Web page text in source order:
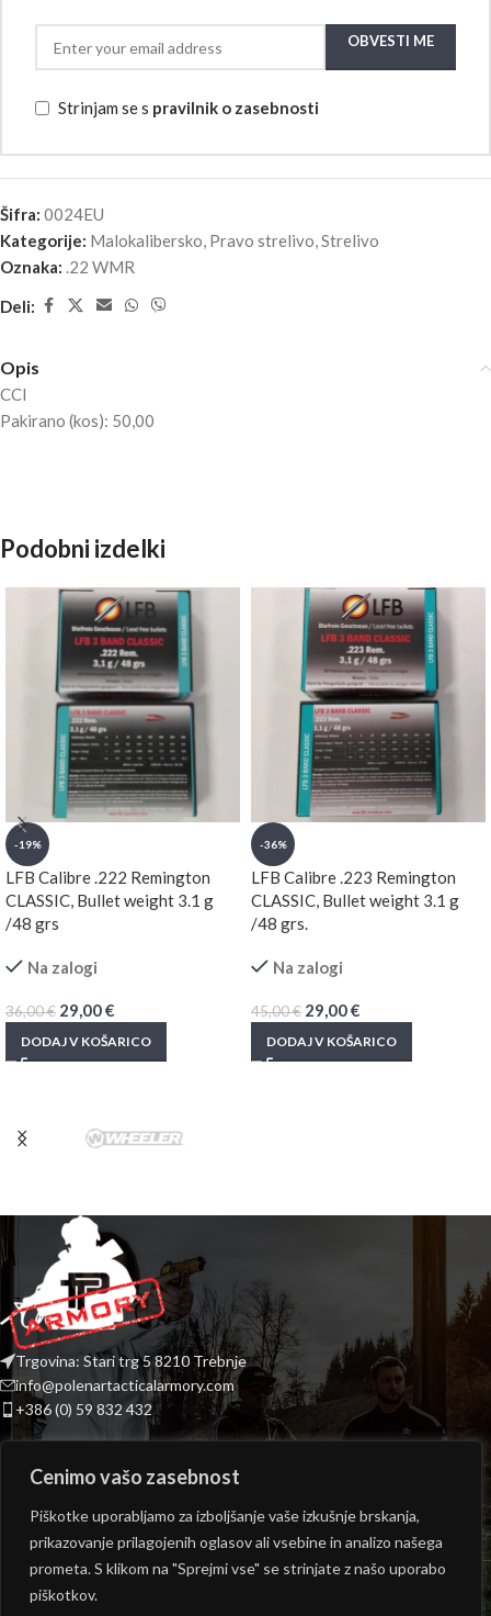
Cenimo vašo zasebnost
Piškotke uporabljamo za izboljšanje vaše izkušnje brskanja,
prikazovanje prilagojenih oglasov ali vsebine in analizo našega
prometa. S klikom na "Sprejmi vse" se strinjate z našo uporabo
piškotkov.
OBVESTI ME
Strinjam se s pravilnik o zasebnosti
Šifra: 0024EU
Kategorije: Malokalibersko, Pravo strelivo,Strelivo
Oznaka: .22 WMR
Deli:
Opis
CCI
Pakirano (kos): 50,00
Podobni izdelki
-19%
LFB Calibre .222 Remington
CLASSIC, Bullet weight 3.1 g
/48 grs
Na zalogi
36,00€ 29,00€
DODAJ V KOŠARICO
-36%
LFB Calibre .223 Remington
CLASSIC, Bullet weight 3.1 g
/48 grs.
Na zalogi
45,00€ 29,00€
DODAJ V KOŠARICO
Trgovina: Stari trg 5 8210 Trebnje
info@polenartacticalarmory.com
+386 (0) 59 832 432
ODPIRALNI ČAS TRGOVINE
Copyright © 2026 Polenar Tactical- Izvedba:epicmedia.si